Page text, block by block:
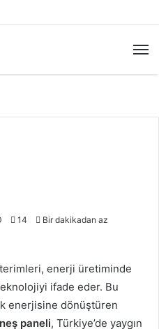
14 Bir dakikadan az
terimleri, enerji üretiminde
ifade eder. Bu
enerjisine dönüştüren
paneli, Türkiye’de yaygın